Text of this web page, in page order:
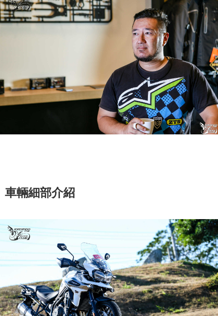
車輛細部介紹